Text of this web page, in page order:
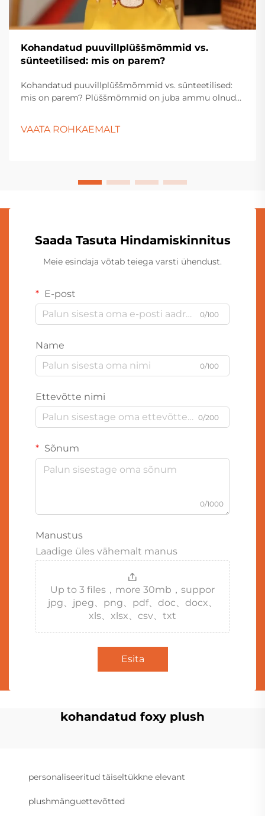
Kohandatud puuvillplüššmõmmid vs.
sünteetilised: mis on parem?
Kohandatud puuvillplüššmõmmid vs. sünteetilised:
mis on parem? Plüššmõmmid on juba ammu olnud
emotsionaalne meeldivus teevad neist kultuuride
VAATA ROHKAEMALT
Saada Tasuta Hindamiskinnitus
Meie esindaja võtab teiega varsti ühendust.
E-post
0/100
Name
0/100
Ettevõtte nimi
0/200
Sõnum
0/1000
Manustus
Laadige üles vähemalt manus
Up to 3 files，more 30mb，suppor
jpg、jpeg、png、pdf、doc、docx、
xls、xlsx、csv、txt
Esita
kohandatud foxy plush
personaliseeritud täiseltükkne elevant
plushmänguettevõtted